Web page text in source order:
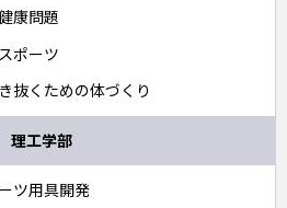
康問題
ポーツ
抜くための体づくり
理工学部
ツ用具開発